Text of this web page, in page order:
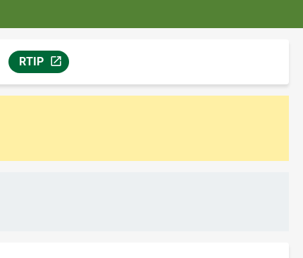
странице
на новой странице
RTIP
Ссылка откроется на новой странице